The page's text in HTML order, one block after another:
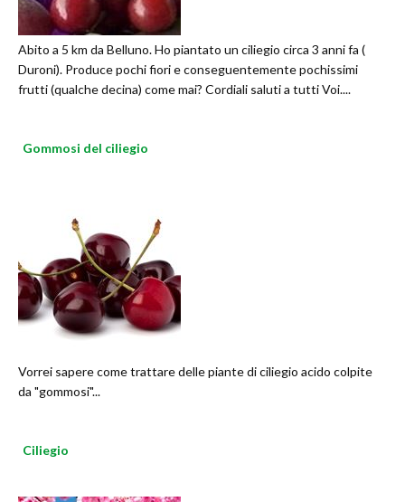
Abito a 5 km da Belluno. Ho piantato un ciliegio circa 3 anni fa (
Duroni). Produce pochi fiori e conseguentemente pochissimi
frutti (qualche decina) come mai? Cordiali saluti a tutti Voi....
Gommosi del ciliegio
Vorrei sapere come trattare delle piante di ciliegio acido colpite
da "gommosi"...
Ciliegio